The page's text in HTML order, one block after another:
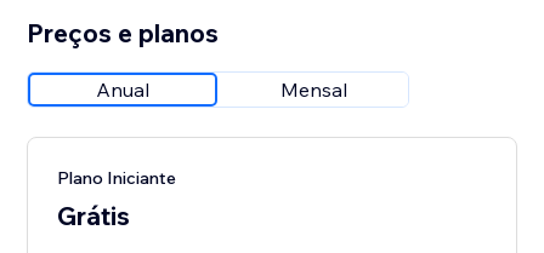
Preços e planos
Anual Mensal
Plano Iniciante
Grátis